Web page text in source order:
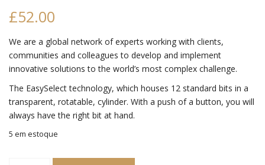
£52.00
We are a global network of experts working with clients,
communities and colleagues to develop and implement
innovative solutions to the world’s most complex challenge.
The EasySelect technology, which houses 12 standard bits in a
transparent, rotatable, cylinder. With a push of a button, you will
always have the right bit at hand.
5 em estoque